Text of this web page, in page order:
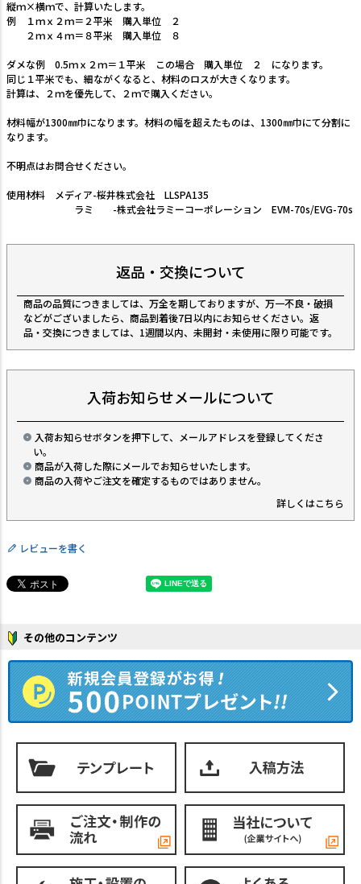
縦ｍ×横ｍで、計算いたします。
例 １ｍｘ２ｍ＝２平米 購入単位 ２
２ｍｘ４ｍ＝８平米 購入単位 ８
ダメな例 0.5ｍｘ２ｍ＝１平米 この場合 購入単位 ２ になります。
同じ１平米でも、細ながくなると、材料のロスが大きくなります。
計算は、２ｍを優先して、２ｍで購入ください。
材料幅が1300㎜巾になります。材料の幅を超えたものは、1300㎜巾にて分割に
なります。
不明点はお問合せください。
使用材料 メディア-桜井株式会社 LLSPA135
ラミ -株式会社ラミーコーポレーション EVM-70s/EVG-70s
返品・交換について
商品の品質につきましては、万全を期しておりますが、万一不良・破損
などがございましたら、商品到着後7日以内にお知らせください。返
品・交換につきましては、1週間以内、未開封・未使用に限り可能です。
入荷お知らせメールについて
入荷お知らせボタンを押下して、メールアドレスを登録してくださ
い。
商品が入荷した際にメールでお知らせいたします。
商品の入荷やご注文を確定するものではありません。
詳しくはこちら
レビューを書く
その他のコンテンツ